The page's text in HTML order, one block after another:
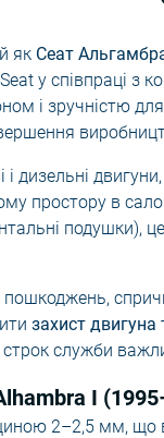
як Сеат
у співпраці з
і зручністю
і дизельні
простору в
подушки),
пошкоджень,
захист
служби
I
2–2,5 мм, що